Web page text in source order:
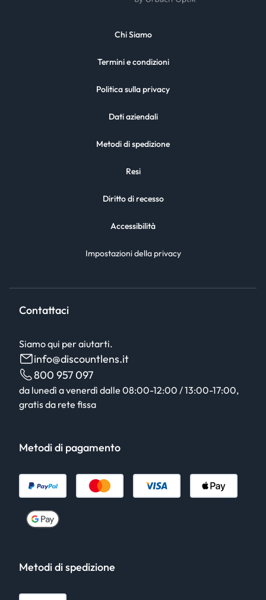
Chi Siamo
Termini e condizioni
Politica sulla privacy
Dati aziendali
Metodi di spedizione
Resi
Diritto di recesso
Accessibilità
Impostazioni della privacy
Contattaci
Siamo qui per aiutarti.
info@discountlens.it
800 957 097
da lunedì a venerdì dalle 08:00-12:00 / 13:00-17:00,
gratis da rete fissa
Metodi di pagamento
Metodi di spedizione